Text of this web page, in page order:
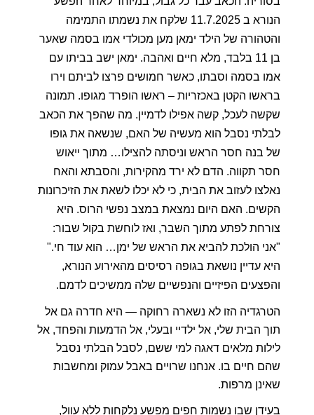
והטהורה של הילד ימאן מען מכולדי אמו בסמה שאער
שקשה לעכל, קשה אפילו לדמיין. מה שהפך את הכאב
של בנה חסר הראש וניסתה להצילו… מתוך ייאוש
נאלצו לעזוב את הבית, כי לא יכלו לשאת את הזיכרונות
הקשים. האם היום נמצאת במצב נפשי הרוס. היא
"אני הולכת להביא את הראש של ימן… הוא עוד חי."
והפצעים הפיזיים והנפשיים שלה ממשיכים לדמם.
הטרגדיה הזו לא נשארה רחוקה — היא חדרה גם אל
תוך הבית שלי, אל ילדיי ובעלי, אל הדמעות והפחד, אל
לילות מלאים דאגה למי ששם, לסבל הבלתי נסבל
שהם חיים בו. אנחנו שרויים באבל עמוק ומחשבות
שאינן מרפות.